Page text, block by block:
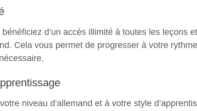
d’un accès illimité à toutes les leçons
Cela vous permet de progresser à votre
niveau d’allemand et à votre style